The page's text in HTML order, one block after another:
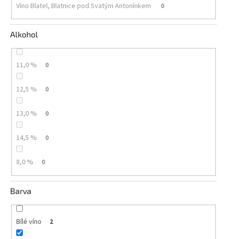
podle
jakosti
Víno
obsahu
cukru
Dárkové
vína
Delikatesy
vínu
Vývrtky
BiB
-
větší
objem
Víno Blatel, Blatnice pod Svatým Antonínkem 0
Alkohol
11,0 % 0
12,5 % 0
13,0 % 0
14,5 % 0
8,0 % 0
Barva
Bílé víno 2